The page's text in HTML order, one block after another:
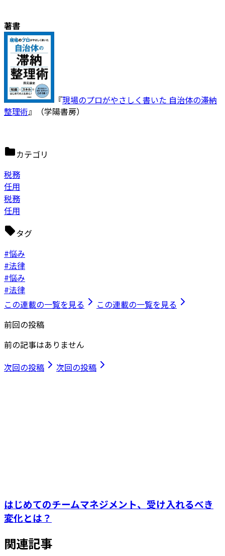
著書
『現場のプロがやさしく書いた 自治体の滞納
整理術』（学陽書房）
カテゴリ
税務
任用
税務
任用
タグ
#悩み
#法律
#悩み
#法律
この連載の一覧を見る
この連載の一覧を見る
前回の投稿
前の記事はありません
次回の投稿
次回の投稿
はじめてのチームマネジメント、受け入れるべき
変化とは？
関連記事